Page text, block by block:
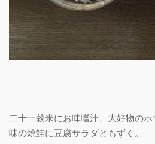
二十一穀米にお味噌汁、大好物の
味の焼鮭に豆腐サラダともずく。